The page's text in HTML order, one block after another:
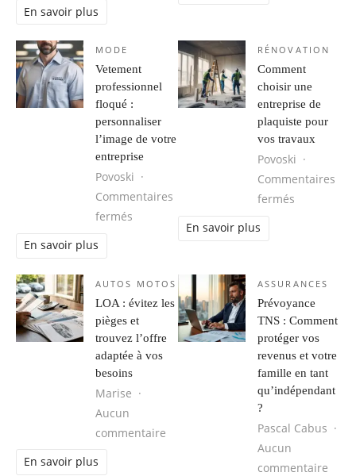
En savoir plus
MODE
Vetement
professionnel
floqué :
personnaliser
l’image de votre
entreprise
Povoski
Commentaires
fermés
En savoir plus
RÉNOVATION
Comment
choisir une
entreprise de
plaquiste pour
vos travaux
Povoski
Commentaires
fermés
En savoir plus
AUTOS MOTOS
LOA : évitez les
pièges et
trouvez l’offre
adaptée à vos
besoins
Marise
Aucun
commentaire sur LOA : évitez les pièges et
En savoir plus
ASSURANCES
Prévoyance
TNS : Comment
protéger vos
revenus et votre
famille en tant
qu’indépendant
?
Pascal Cabus
Aucun
commentaire